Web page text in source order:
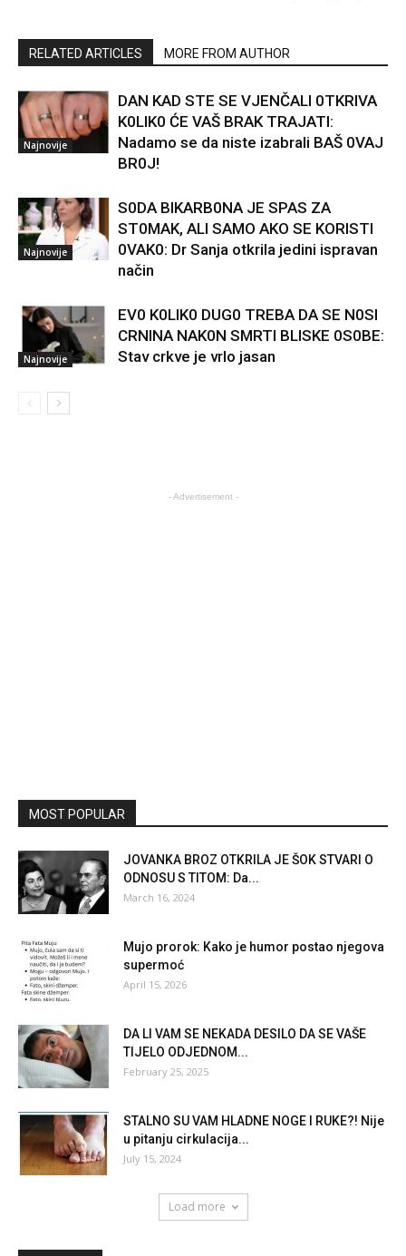
RELATED ARTICLES MORE FROM AUTHOR
Najnovije
DAN KAD STE SE VJENČALI 0TKRIVA
K0LIK0 ĆE VAŠ BRAK TRAJATI:
Nadamo se da niste izabrali BAŠ 0VAJ
BR0J!
Najnovije
S0DA BIKARB0NA JE SPAS ZA
ST0MAK, ALI SAMO AKO SE KORISTI
0VAK0: Dr Sanja otkrila jedini ispravan
način
Najnovije
EV0 K0LIK0 DUG0 TREBA DA SE N0SI
CRNINA NAK0N SMRTI BLISKE 0S0BE:
Stav crkve je vrlo jasan
- Advertisement -
MOST POPULAR
JOVANKA BROZ OTKRILA JE ŠOK STVARI O
ODNOSU S TITOM: Da...
March 16, 2024
Mujo prorok: Kako je humor postao njegova
supermoć
April 15, 2026
DA LI VAM SE NEKADA DESILO DA SE VAŠE
TIJELO ODJEDNOM...
February 25, 2025
STALNO SU VAM HLADNE NOGE I RUKE?! Nije
u pitanju cirkulacija...
July 15, 2024
Load more